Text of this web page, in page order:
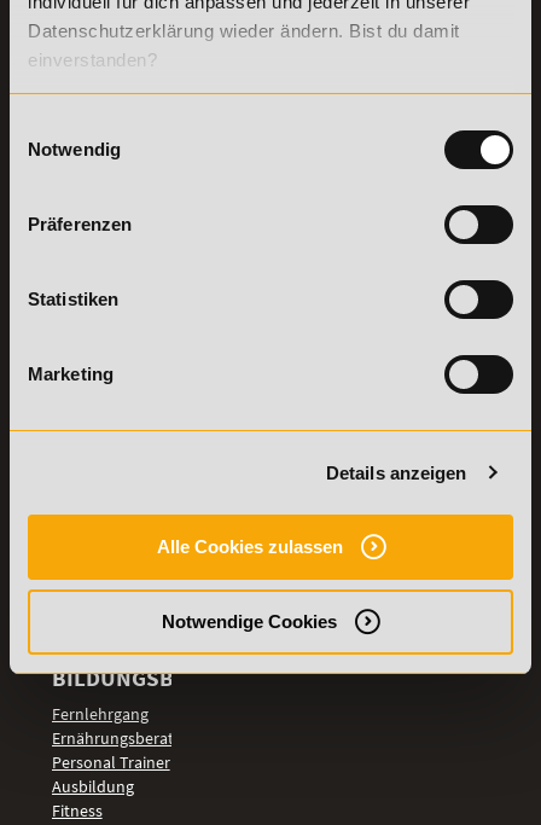
Datenschutzerklärung wieder ändern. Bist du damit
einverstanden?
Notwendig
Präferenzen
Statistiken
Marketing
Details anzeigen
Alle Cookies zulassen
Notwendige Cookies
Academy of Sports GmbH
71522Backnang
Fax:+49 (0) 7191 - 229 87 – 99
Freitag: 8:00 - 17:00 Uhr
Online Campus
Bildungsgutschein
Bring a Friend
der Academy of
Stellenangebote
und B-Lizenz
Personal Trainer
Personal Coach
Mentaltrainer
Motivationstrainer
BILDUNGSBEREICHE
Fernlehrgang
Ernährungsberater
Personal Trainer
Ausbildung
Fitness